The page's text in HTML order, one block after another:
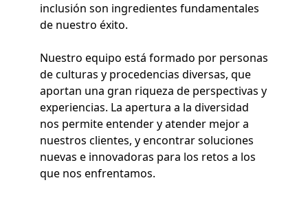
inclusión son ingredientes fundamentales
de nuestro éxito.
Nuestro equipo está formado por personas
de culturas y procedencias diversas, que
aportan una gran riqueza de perspectivas y
experiencias. La apertura a la diversidad
nos permite entender y atender mejor a
nuestros clientes, y encontrar soluciones
nuevas e innovadoras para los retos a los
que nos enfrentamos.